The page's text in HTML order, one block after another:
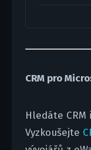
CRM pro
Hledáte
Vyzkoušejte